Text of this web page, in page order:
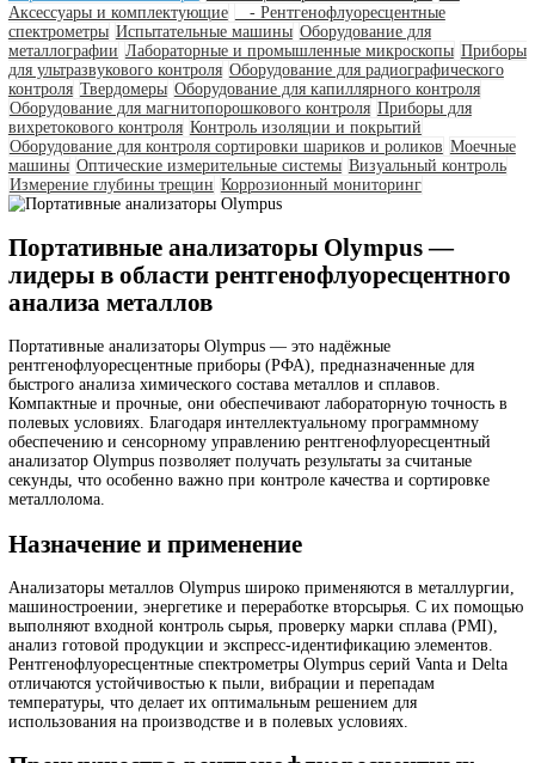
Наши проекты
Статьи
Реквизиты
Сертификаты
Политика ценообразования
Наше производство
Сервисный центр
Гарантия
Общая гарантия
Гарантия на EXPLORER 5000
Доставка и оплата
Лизинг
Политика ценообразования
Контакты
Нам доверяют лидеры. 25 лет в сфере промышленного
качества.
звонок
Telegram
Max
+7 (495) 128-55-09